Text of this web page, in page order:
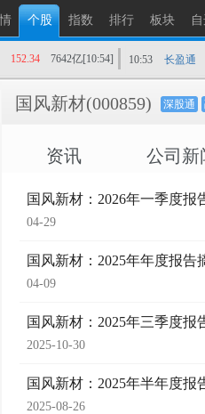
个股 指数 排行 板块
152.34 7642亿[10:54]
10:53
强瑞技
10:53
长盈通
10:52
和达科
10:52
利通电
国风新材(000859) 深股通
资讯 公司新
国风新材：2026年一季度报
04-29
国风新材：2025年年度报告
04-09
国风新材：2025年三季度报
2025-10-30
国风新材：2025年半年度报
2025-08-26